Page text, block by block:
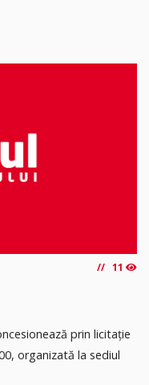
11
prin licitaţie
organizată la sediul